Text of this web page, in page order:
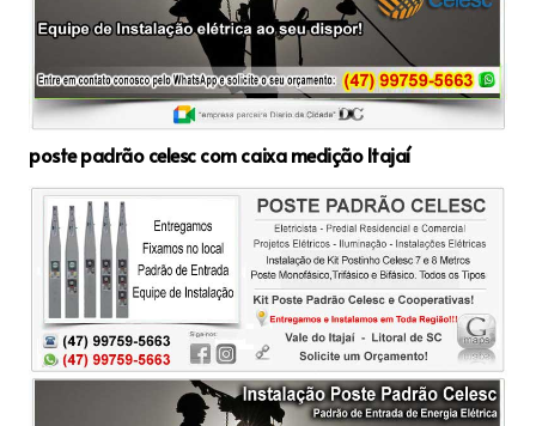
poste padrão celesc com caixa medição Itajaí